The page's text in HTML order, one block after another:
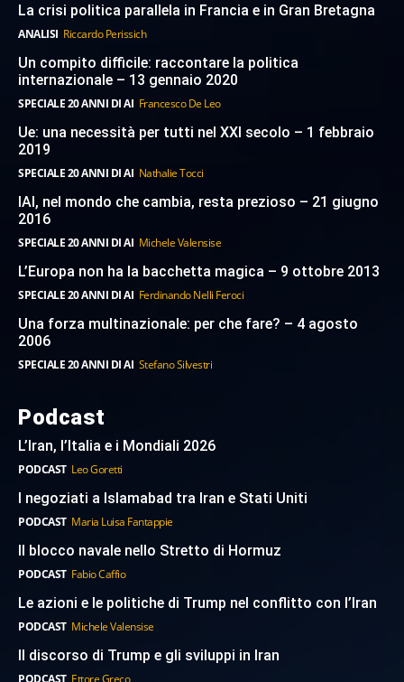
La crisi politica parallela in Francia e in Gran Bretagna
ANALISI Riccardo Perissich
Un compito difficile: raccontare la politica
internazionale – 13 gennaio 2020
SPECIALE 20 ANNI DI AI Francesco De Leo
Ue: una necessità per tutti nel XXI secolo – 1 febbraio
2019
SPECIALE 20 ANNI DI AI Nathalie Tocci
IAI, nel mondo che cambia, resta prezioso – 21 giugno
2016
SPECIALE 20 ANNI DI AI Michele Valensise
L’Europa non ha la bacchetta magica – 9 ottobre 2013
SPECIALE 20 ANNI DI AI Ferdinando Nelli Feroci
Una forza multinazionale: per che fare? – 4 agosto
2006
SPECIALE 20 ANNI DI AI Stefano Silvestri
Podcast
L’Iran, l’Italia e i Mondiali 2026
PODCAST Leo Goretti
I negoziati a Islamabad tra Iran e Stati Uniti
PODCAST Maria Luisa Fantappie
Il blocco navale nello Stretto di Hormuz
PODCAST Fabio Caffio
Le azioni e le politiche di Trump nel conflitto con l’Iran
PODCAST Michele Valensise
Il discorso di Trump e gli sviluppi in Iran
PODCAST Ettore Greco